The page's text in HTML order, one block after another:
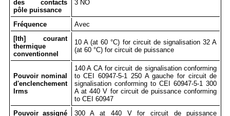
des contacts
pôle puissance
3 NO
Fréquence
Avec
[Ith] courant
thermique
conventionnel
10 A (at 60 °C) for circuit de signalisation 32 A
(at 60 °C) for circuit de puissance
Pouvoir nominal
d'enclenchement
Irms
140 A CA for circuit de signalisation conforming
to CEI 60947-5-1 250 A gauche for circuit de
signalisation conforming to CEI 60947-5-1 300
A at 440 V for circuit de puissance conforming
to CEI 60947
Pouvoir assigné
300 A at 440 V for circuit de puissance